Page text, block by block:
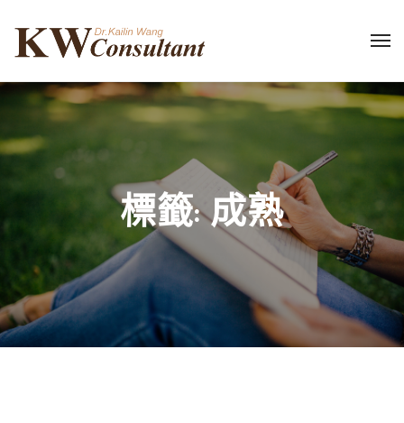
標籤:成熟